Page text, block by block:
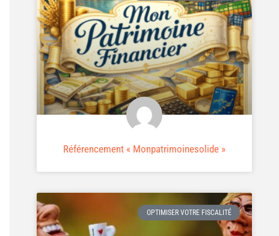
Référencement « Monpatrimoinesolide »
OPTIMISER VOTRE FISCALITÉ